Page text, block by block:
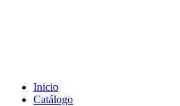
Inicio
Catálogo